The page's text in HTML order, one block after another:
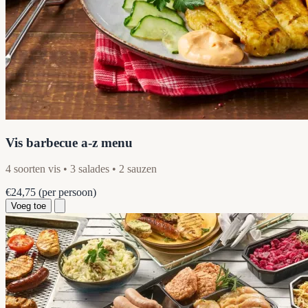
Vis barbecue a-z menu
4 soorten vis • 3 salades • 2 sauzen
€24,75 (per persoon)
Voeg toe